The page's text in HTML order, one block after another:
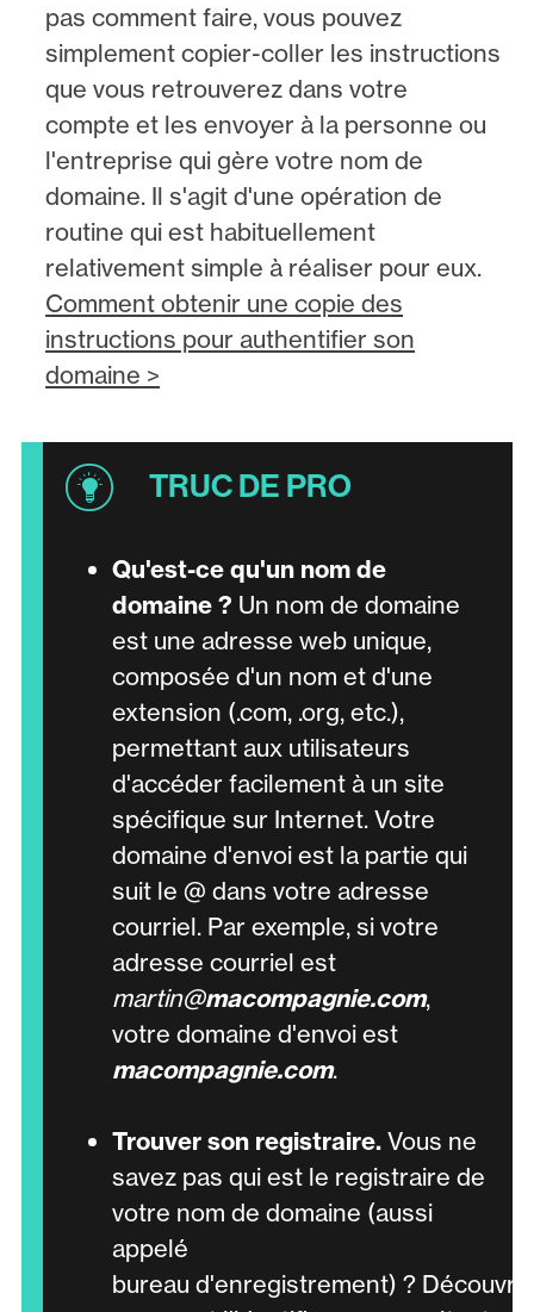
pas comment faire, vous pouvez
simplement copier-coller les instructions
que vous retrouverez dans votre
compte et les envoyer à la personne ou
l'entreprise qui gère votre nom de
domaine. Il s'agit d'une opération de
routine qui est habituellement
relativement simple à réaliser pour eux.
Comment obtenir une copie des
instructions pour authentifier son
domaine >
Qu'est-ce qu'un nom de
domaine ? Un nom de domaine
est une adresse web unique,
composée d'un nom et d'une
extension (.com, .org, etc.),
permettant aux utilisateurs
d'accéder facilement à un site
spécifique sur Internet. Votre
domaine d'envoi est la partie qui
suit le @ dans votre adresse
courriel. Par exemple, si votre
adresse courriel est
martin@macompagnie.com,
votre domaine d'envoi est
macompagnie.com.
Trouver son registraire. Vous ne
savez pas qui est le registraire de
votre nom de domaine (aussi
appelé
bureau d'enregistrement) ?